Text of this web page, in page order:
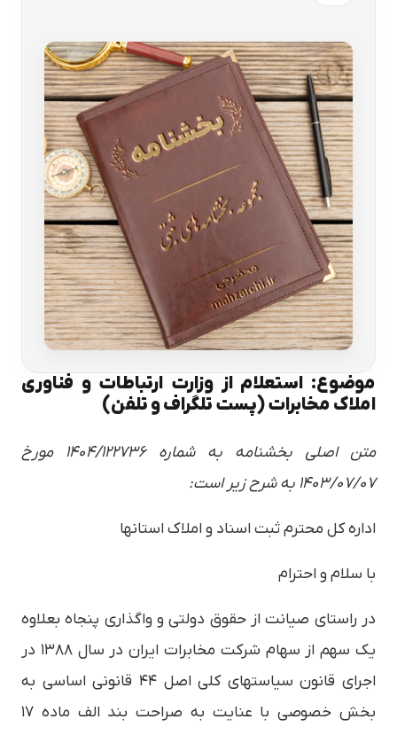
موضوع: استعلام از وزارت ارتباطات و فناوری
املاک مخابرات (پست تلگراف و تلفن)
متن اصلی بخشنامه به شماره ۱۴۰۴/۱۲۲۷۳۶ مورخ
۱۴۰۳/۰۷/۰۷ به شرح زیر است:
اداره کل محترم ثبت اسناد و املاک استانها
با سلام و احترام
در راستای صیانت از حقوق دولتی و واگذاری پنجاه بعلاوه
یک سهم از سهام شرکت مخابرات ایران در سال ۱۳۸۸ در
اجرای قانون سیاستهای کلی اصل ۴۴ قانونی اساسی به
بخش خصوصی با عنایت به صراحت بند الف ماده ۱۷